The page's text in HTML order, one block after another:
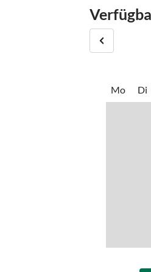
• Wandern
Mo Di